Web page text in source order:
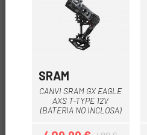
SRAM
CANVI SRAM GX EAGLE
AXS T-TYPE 12V
(BATERIA NO INCLOSA)